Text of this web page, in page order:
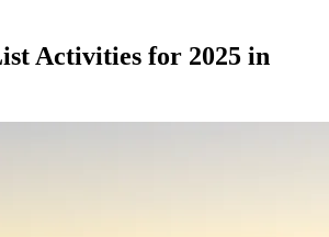
Activities for 2025 in